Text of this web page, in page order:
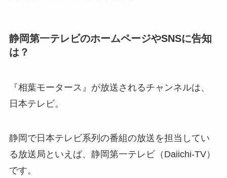
静岡第一テレビのホームページやSNSに告知
は？
『相葉モータース』が放送されるチャンネルは、
日本テレビ。
静岡で日本テレビ系列の番組の放送を担当してい
る放送局といえば、静岡第一テレビ（Daiichi-TV）
です。